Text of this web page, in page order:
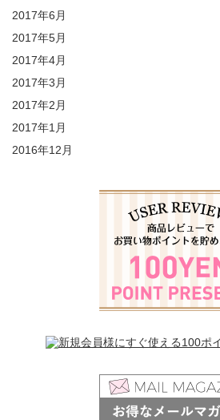
2017年6月
2017年5月
2017年4月
2017年3月
2017年2月
2017年1月
2016年12月